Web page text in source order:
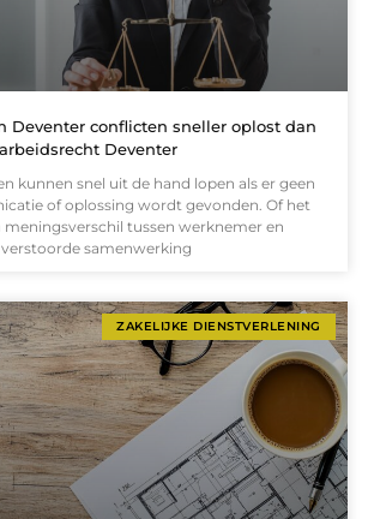
Deventer conflicten sneller oplost dan
Deventer
kunnen snel uit de hand lopen als er geen
of oplossing wordt gevonden. Of het
meningsverschil tussen werknemer en
samenwerking
ZAKELIJKE DIENSTVERLENING